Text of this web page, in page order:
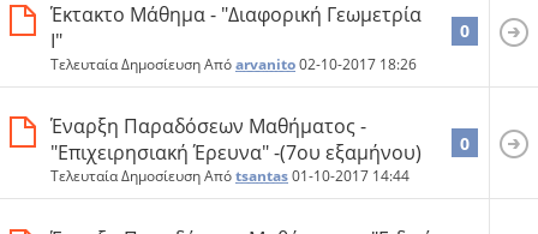
Έκτακτο Μάθημα - "Διαφορική Γεωμετρία
Ι"
Τελευταία Δημοσίευση Απόarvanito02-10-2017 18:26
0
Έναρξη Παραδόσεων Μαθήματος -
"Επιχειρησιακή Έρευνα" -(7ου εξαμήνου)
Τελευταία Δημοσίευση Απόtsantas01-10-2017 14:44
0